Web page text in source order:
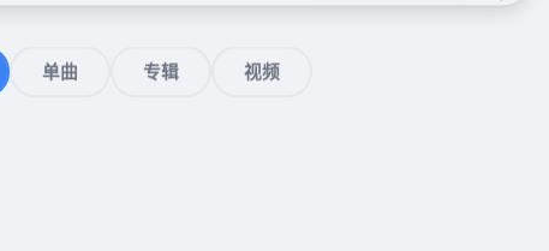
单曲 专辑 视频